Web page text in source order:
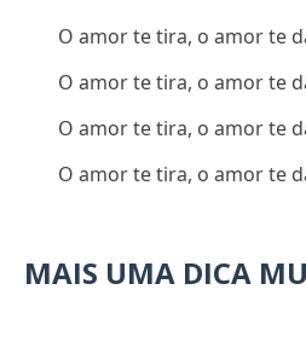
O amor te tira, o amor te
O amor te tira, o amor te
O amor te tira, o amor te
O amor te tira, o amor te
MAIS UMA DICA